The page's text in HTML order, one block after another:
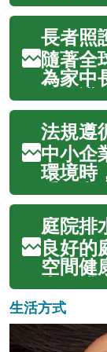
增添自
是成功
慮光照
統以及
學的規
術，即
長者照
隨著全
為家中
的照護
要考量
起居，
康、社
此，進
評估，
與舒適
中小企
環境時
重要考
到實際
資源確
影響財
長期發
文深入
造成的
庭院排
良好的
空間健
當的排
題，還
外家具
季節都
生活方式